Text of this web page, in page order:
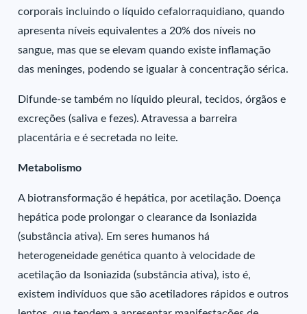
corporais incluindo o líquido cefalorraquidiano, quando
apresenta níveis equivalentes a 20% dos níveis no
sangue, mas que se elevam quando existe inflamação
das meninges, podendo se igualar à concentração sérica.
Difunde-se também no líquido pleural, tecidos, órgãos e
excreções (saliva e fezes). Atravessa a barreira
placentária e é secretada no leite.
Metabolismo
A biotransformação é hepática, por acetilação. Doença
hepática pode prolongar o clearance da Isoniazida
(substância ativa). Em seres humanos há
heterogeneidade genética quanto à velocidade de
acetilação da Isoniazida (substância ativa), isto é,
existem indivíduos que são acetiladores rápidos e outros